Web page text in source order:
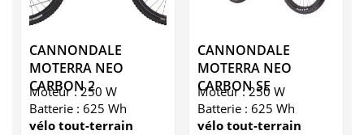
CANNONDALE
MOTERRA NEO
CARBON 2
Moteur : 250 W
Batterie : 625 Wh
vélo tout-terrain
CANNONDALE
MOTERRA NEO
CARBON SE
Moteur : 250 W
Batterie : 625 Wh
vélo tout-terrain